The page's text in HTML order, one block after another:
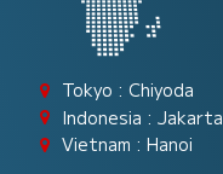
Tokyo : Chiyoda
Indonesia : Jakarta
Vietnam : Hanoi